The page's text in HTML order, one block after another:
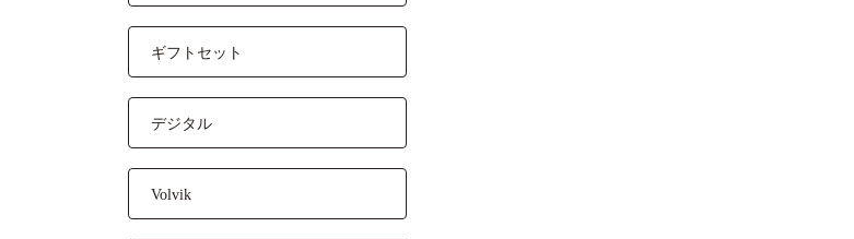
ギフトセット
デジタル
Volvik